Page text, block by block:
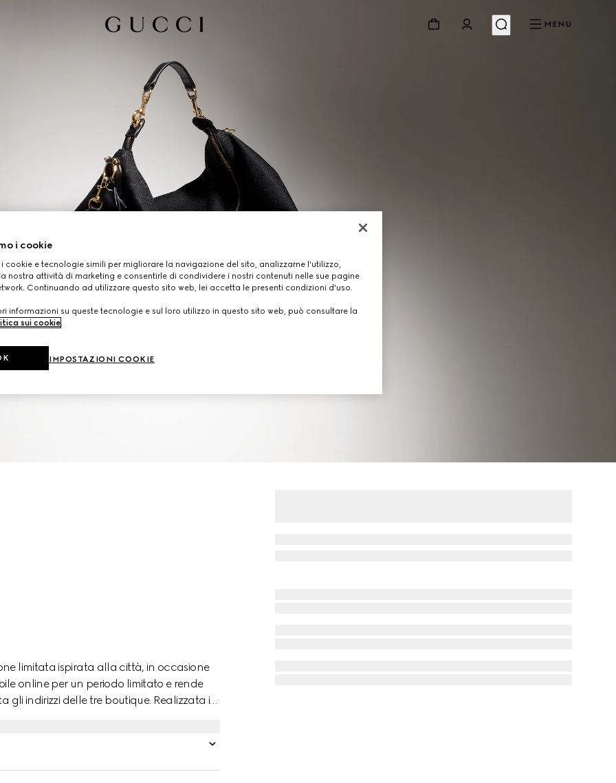
MENU
limitata ispirata alla città, in occasione
online per un periodo limitato e rende
indirizzi delle tre boutique. Realizzata in
i cookie
i cookie e tecnologie simili per migliorare la navigazione del sito, analizzarne l'utilizzo,
nostra attività di marketing e consentirle di condividere i nostri contenuti nelle sue pagine
Continuando ad utilizzare questo sito web, lei accetta le presenti condizioni d'uso.
informazioni su queste tecnologie e sul loro utilizzo in questo sito web, può consultare la
sui cookie.
IMPOSTAZIONI COOKIE